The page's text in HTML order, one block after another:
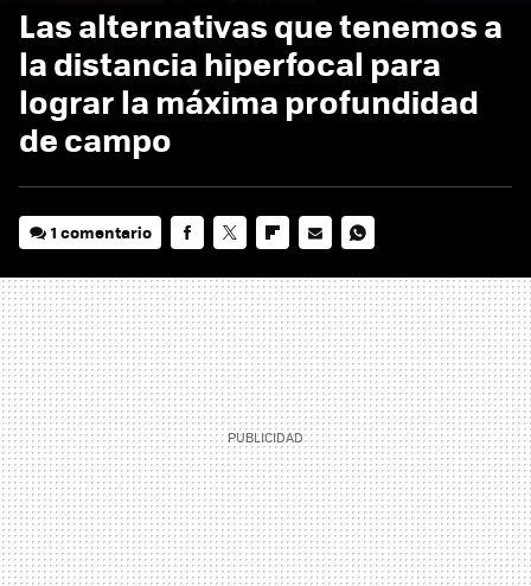
Las alternativas que tenemos a
la distancia hiperfocal para
lograr la máxima profundidad
de campo
1 comentario
MAIL